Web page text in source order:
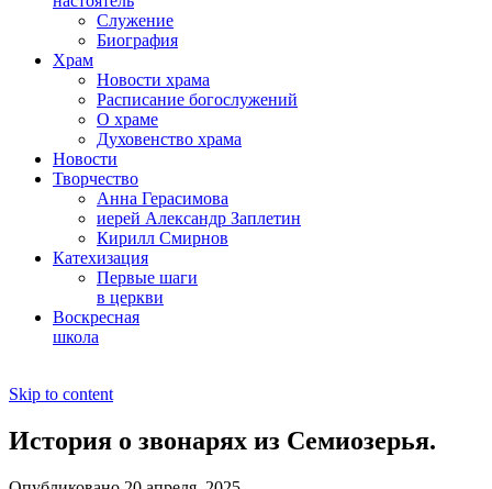
Служение
Биография
Храм
Новости храма
Расписание богослужений
О храме
Духовенство храма
Новости
Творчество
Анна Герасимова
иерей Александр Заплетин
Кирилл Смирнов
Катехизация
Первые шаги
в церкви
Воскресная
школа
Skip to content
История о звонарях из Семиозерья.